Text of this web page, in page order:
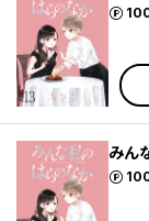
ポイント
みん
ポイント